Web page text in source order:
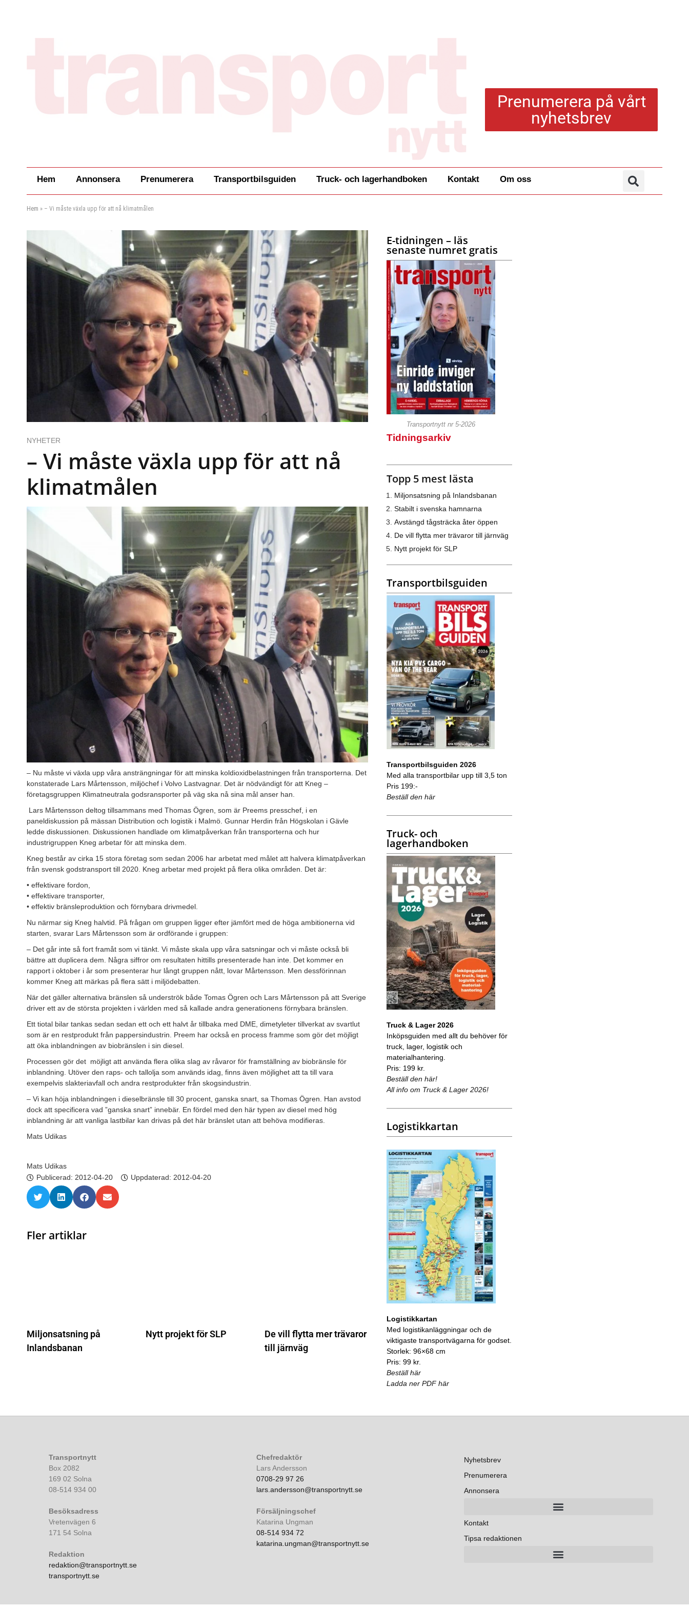
Prenumerera på vårt
nyhetsbrev
Hem Annonsera Prenumerera Transportbilsguiden Truck- och lagerhandboken Kontakt Om oss
Hem » – Vi måste växla upp för att nå klimatmålen
NYHETER
– Vi måste växla upp för att nå
klimatmålen
– Nu måste vi växla upp våra ansträngningar för att minska koldioxidbelastningen från transporterna. Det
konstaterade Lars Mårtensson, miljöchef i Volvo Lastvagnar. Det är nödvändigt för att Kneg –
företagsgruppen Klimatneutrala godsransporter på väg ska nå sina mål anser han.
Lars Mårtensson deltog tillsammans med Thomas Ögren, som är Preems presschef, i en
paneldiskussion på mässan Distribution och logistik i Malmö. Gunnar Herdin från Högskolan i Gävle
ledde diskussionen. Diskussionen handlade om klimatpåverkan från transporterna och hur
industrigruppen Kneg arbetar för att minska dem.
Kneg består av cirka 15 stora företag som sedan 2006 har arbetat med målet att halvera klimatpåverkan
från svensk godstransport till 2020. Kneg arbetar med projekt på flera olika områden. Det är:
• effektivare fordon,
• effektivare transporter,
• effektiv bränsleproduktion och förnybara drivmedel.
Nu närmar sig Kneg halvtid. På frågan om gruppen ligger efter jämfört med de höga ambitionerna vid
starten, svarar Lars Mårtensson som är ordförande i gruppen:
– Det går inte så fort framåt som vi tänkt. Vi måste skala upp våra satsningar och vi måste också bli
bättre att duplicera dem. Några siffror om resultaten hittills presenterade han inte. Det kommer en
rapport i oktober i år som presenterar hur långt gruppen nått, lovar Mårtensson. Men dessförinnan
kommer Kneg att märkas på flera sätt i miljödebatten.
När det gäller alternativa bränslen så underströk både Tomas Ögren och Lars Mårtensson på att Sverige
driver ett av de största projekten i världen med så kallade andra generationens förnybara bränslen.
Ett tiotal bilar tankas sedan sedan ett och ett halvt år tillbaka med DME, dimetyleter tillverkat av svartlut
som är en restprodukt från pappersindustrin. Preem har också en process framme som gör det möjligt
att öka inblandningen av biobränslen i sin diesel.
Processen gör det möjligt att använda flera olika slag av råvaror för framställning av biobränsle för
inblandning. Utöver den raps- och tallolja som används idag, finns även möjlighet att ta till vara
exempelvis slakteriavfall och andra restprodukter från skogsindustrin.
– Vi kan höja inblandningen i dieselbränsle till 30 procent, ganska snart, sa Thomas Ögren. Han avstod
dock att specificera vad ”ganska snart” innebär. En fördel med den här typen av diesel med hög
inblandning är att vanliga lastbilar kan drivas på det här bränslet utan att behöva modifieras.
Mats Udikas
Mats Udikas
Publicerad: 2012-04-20 Uppdaterad: 2012-04-20
Fler artiklar
Miljonsatsning på
Inlandsbanan
Nytt projekt för SLP
De vill flytta mer trävaror
till järnväg
E-tidningen – läs
senaste numret gratis
Transportnytt nr 5-2026
Tidningsarkiv
Topp 5 mest lästa
Miljonsatsning på Inlandsbanan
Stabilt i svenska hamnarna
Avstängd tågsträcka åter öppen
De vill flytta mer trävaror till järnväg
Nytt projekt för SLP
Transportbilsguiden
Transportbilsguiden 2026
Med alla transportbilar upp till 3,5 ton
Pris 199:-
Beställ den här
Truck- och
lagerhandboken
Truck & Lager 2026
Inköpsguiden med allt du behöver för
truck, lager, logistik och
materialhantering.
Pris: 199 kr.
Beställ den här!
All info om Truck & Lager 2026!
Logistikkartan
Logistikkartan
Med logistikanläggningar och de
viktigaste transportvägarna för godset.
Storlek: 96×68 cm
Pris: 99 kr.
Beställ här
Ladda ner PDF här
Transportnytt
Box 2082
169 02 Solna
08-514 934 00
Besöksadress
Vretenvägen 6
171 54 Solna
Redaktion
redaktion@transportnytt.se
transportnytt.se
Chefredaktör
Lars Andersson
0708-29 97 26
lars.andersson@transportnytt.se
Försäljningschef
Katarina Ungman
08-514 934 72
katarina.ungman@transportnytt.se
Nyhetsbrev
Prenumerera
Annonsera
Kontakt
Tipsa redaktionen